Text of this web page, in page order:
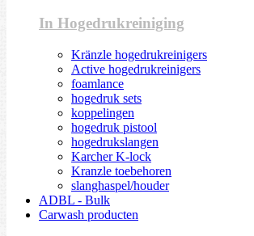
In Hogedrukreiniging
Kränzle hogedrukreinigers
Active hogedrukreinigers
foamlance
hogedruk sets
koppelingen
hogedruk pistool
hogedrukslangen
Karcher K-lock
Kranzle toebehoren
slanghaspel/houder
ADBL - Bulk
Carwash producten